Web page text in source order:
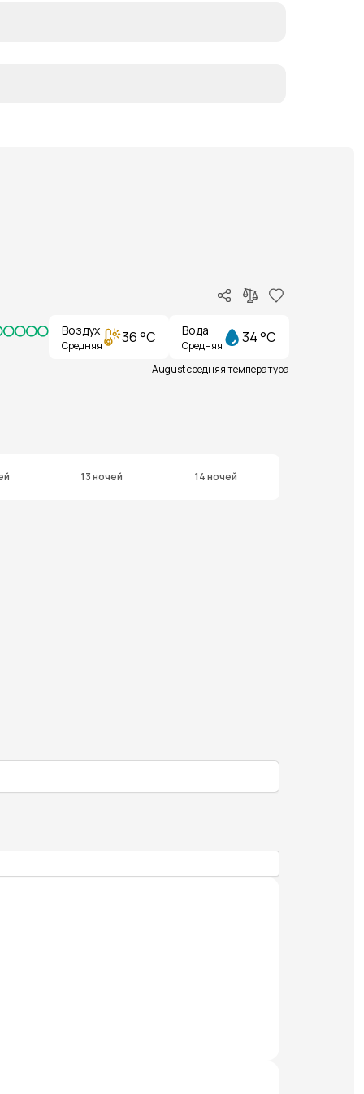
Воздух
Средняя 36 °C Вода
Средняя 34 °C
August средняя температура
13 ночей 14 ночей